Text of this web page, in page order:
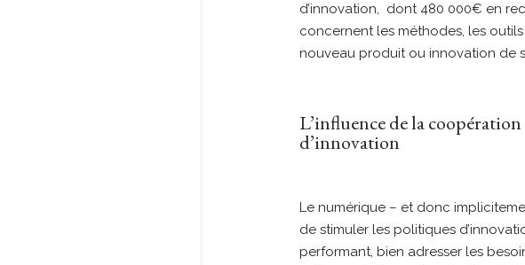
d’innovation, dont 480 000€ en
concernent les méthodes, les
nouveau produit ou innovation de
L’influence de la coopération
d’innovation
Le numérique – et donc
de stimuler les politiques
performant, bien adresser les